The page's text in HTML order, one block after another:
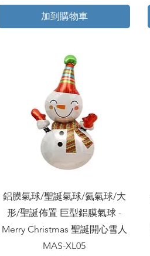
加到購物車
快速瀏覽
鋁膜氣球/聖誕氣球/氦氣球/大
形/聖誕佈置 巨型鋁膜氣球 -
Merry Christmas 聖誕開心雪人
MAS-XL05